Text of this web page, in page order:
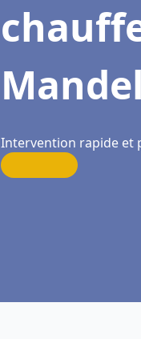
Intervention rapide et